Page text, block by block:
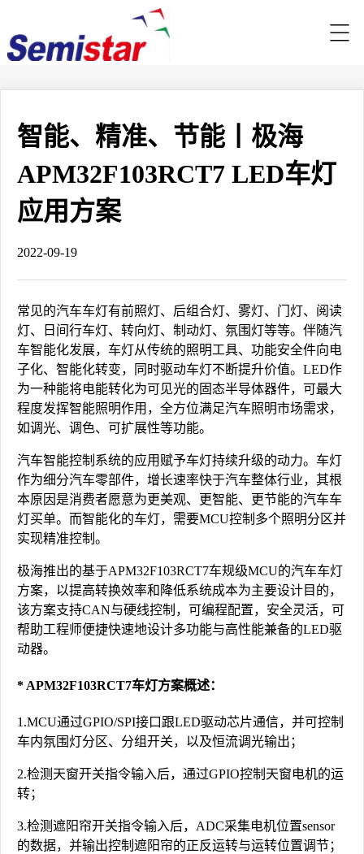
智能、精准、节能丨极海
APM32F103RCT7 LED车灯
应用方案
2022-09-19
常见的汽车车灯有前照灯、后组合灯、雾灯、门灯、阅读
灯、日间行车灯、转向灯、制动灯、氛围灯等等。伴随汽
车智能化发展，车灯从传统的照明工具、功能安全件向电
子化、智能化转变，同时驱动车灯不断提升价值。LED作
为一种能将电能转化为可见光的固态半导体器件，可最大
程度发挥智能照明作用，全方位满足汽车照明市场需求，
如调光、调色、可扩展性等功能。
汽车智能控制系统的应用赋予车灯持续升级的动力。车灯
作为细分汽车零部件，增长速率快于汽车整体行业，其根
本原因是消费者愿意为更美观、更智能、更节能的汽车车
灯买单。而智能化的车灯，需要MCU控制多个照明分区并
实现精准控制。
极海推出的基于APM32F103RCT7车规级MCU的汽车车灯
方案，以提高转换效率和降低系统成本为主要设计目的，
该方案支持CAN与硬线控制，可编程配置，安全灵活，可
帮助工程师便捷快速地设计多功能与高性能兼备的LED驱
动器。
* APM32F103RCT7车灯方案概述：
1.MCU通过GPIO/SPI接口跟LED驱动芯片通信，并可控制
车内氛围灯分区、分组开关，以及恒流调光输出；
2.检测天窗开关指令输入后，通过GPIO控制天窗电机的运
转；
3.检测遮阳帘开关指令输入后，ADC采集电机位置sensor
的数据，并输出控制遮阳帘的正反运转与运转位置调节；